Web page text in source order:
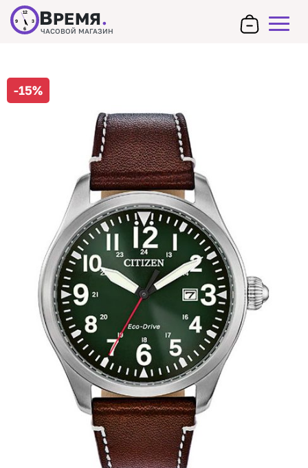
12
3
6
9 ВРЕМЯ.
ЧАСОВОЙ МАГАЗИН
-15%